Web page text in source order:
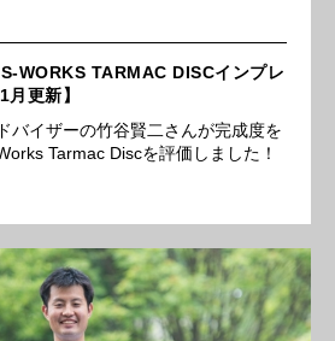
WORKS TARMAC DISCインプレ
更新】
バイザーの竹谷賢二さんが完成度を
Tarmac Discを評価しました！